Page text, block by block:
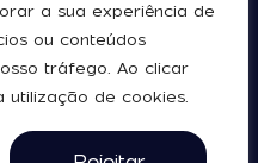
a sua experiência de
ou conteúdos
tráfego. Ao clicar
utilização de cookies.
no “Create the
de empregabilidade
Partners em
em situação de